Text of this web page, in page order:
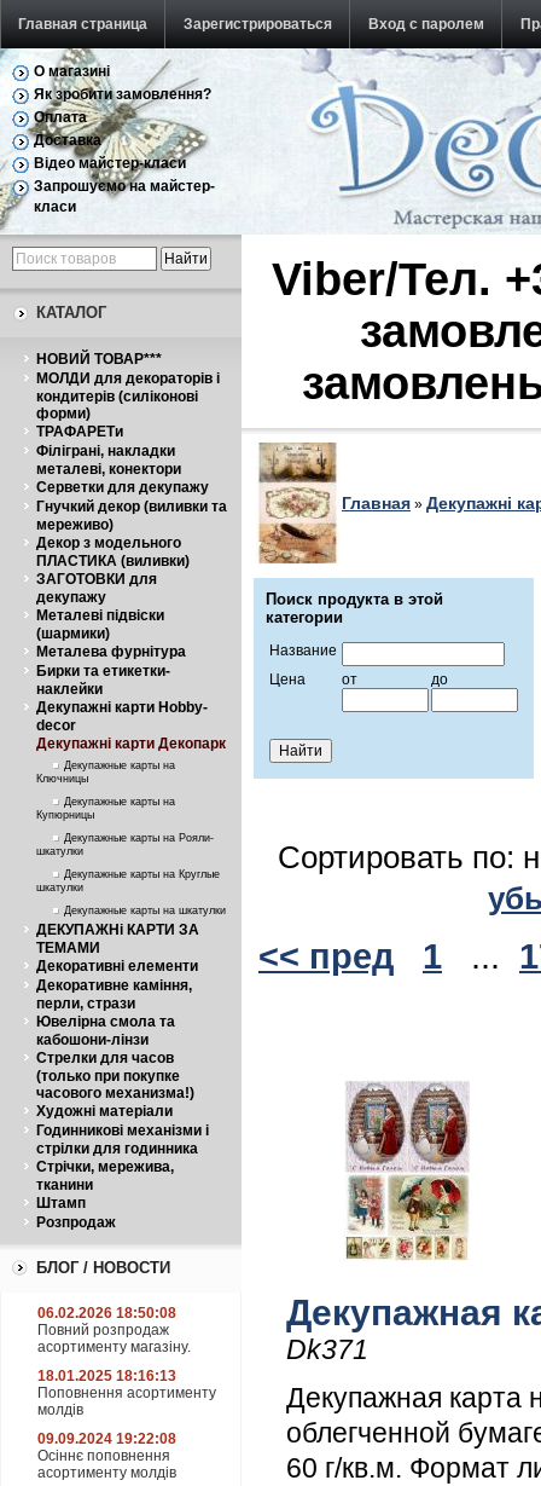
Главная страница Зарегистрироваться Вход с паролем
Обратная связь
О магазині
Як зробити замовлення?
Оплата
Доставка
Відео майстер-класи
Запрошуємо на майстер-
класи
КАТАЛОГ
НОВИЙ ТОВАР***
МОЛДИ для декораторів і
кондитерів (силіконові
форми)
ТРАФАРЕТи
Філіграні, накладки
металеві, конектори
Серветки для декупажу
Гнучкий декор (виливки та
мереживо)
Декор з модельного
ПЛАСТИКА (виливки)
ЗАГОТОВКИ для
декупажу
Металеві підвіски
(шармики)
Металева фурнітура
Бирки та етикетки-
наклейки
Декупажні карти Hobby-
decor
Декупажні карти Декопарк
Декупажные карты на
Ключницы
Декупажные карты на
Купюрницы
Декупажные карты на Рояли-
шкатулки
Декупажные карты на Круглые
шкатулки
Декупажные карты на шкатулки
ДЕКУПАЖНі КАРТИ ЗА
ТЕМАМИ
Декоративні елементи
Декоративне каміння,
перли, стрази
Ювелірна смола та
кабошони-лінзи
Стрелки для часов
(только при покупке
часового механизма!)
Художні матеріали
Годинникові механізми і
стрілки для годинника
Стрічки, мережива,
тканини
Штамп
Розпродаж
БЛОГ / НОВОСТИ
06.02.2026 18:50:08
Повний розпродаж
асортименту магазіну.
18.01.2025 18:16:13
Поповнення асортименту
молдів
09.09.2024 19:22:08
Осіннє поповнення
асортименту молдів
Viber/Тел.
Главная » Декупажні
Поиск продукта в этой
категории
Название
Цена
от до
Сортировать по:
<< пред 1 ...
Декупажная
Dk371
Декупажная карта
облегченной
60 г/кв.м. Формат